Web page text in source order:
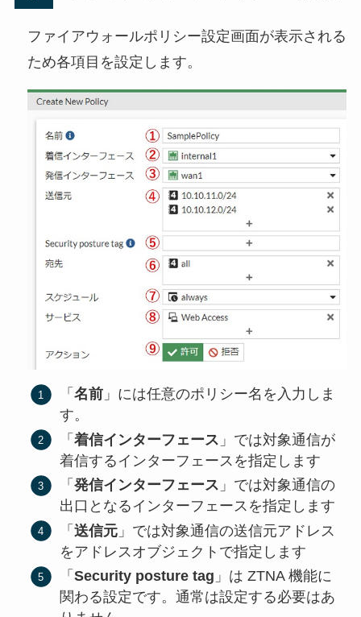
ファイアウォールポリシー設定画面が表示される
ため各項目を設定します。
「名前 」には任意のポリシー名を入力しま
す。
「着信インターフェース 」では対象通信が
着信するインターフェースを指定します
「発信インターフェース 」では対象通信の
出口となるインターフェースを指定します
「送信元 」では対象通信の送信元アドレス
をアドレスオブジェクトで指定します
「Security posture tag 」は ZTNA 機能に
関わる設定です。通常は設定する必要はあ